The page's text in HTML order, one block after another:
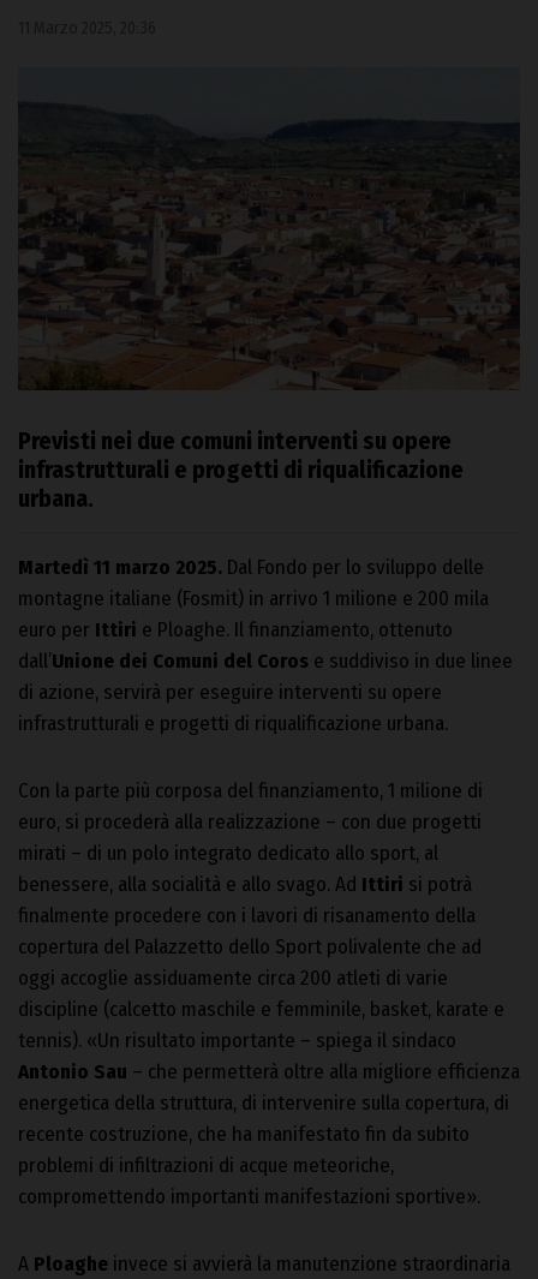
Previsti nei due comuni interventi su opere
infrastrutturali e progetti di riqualificazione
urbana.
Martedì 11 marzo 2025. Dal Fondo per lo sviluppo delle
montagne italiane (Fosmit) in arrivo 1 milione e 200 mila
euro per Ittiri e Ploaghe. Il finanziamento, ottenuto
dall’Unione dei Comuni del Coros e suddiviso in due linee
di azione, servirà per eseguire interventi su opere
infrastrutturali e progetti di riqualificazione urbana.
Con la parte più corposa del finanziamento, 1 milione di
euro, si procederà alla realizzazione – con due progetti
mirati – di un polo integrato dedicato allo sport, al
benessere, alla socialità e allo svago. Ad Ittiri si potrà
finalmente procedere con i lavori di risanamento della
copertura del Palazzetto dello Sport polivalente che ad
oggi accoglie assiduamente circa 200 atleti di varie
discipline (calcetto maschile e femminile, basket, karate e
tennis). «Un risultato importante – spiega il sindaco
Antonio Sau – che permetterà oltre alla migliore efficienza
energetica della struttura, di intervenire sulla copertura, di
recente costruzione, che ha manifestato fin da subito
problemi di infiltrazioni di acque meteoriche,
compromettendo importanti manifestazioni sportive».
A Ploaghe invece si avvierà la manutenzione straordinaria